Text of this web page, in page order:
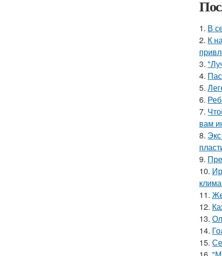
1. В
2. К
3.
4.
5.
6.
7.
вам
8.
9.
10.
11.
12.
13.
14.
15.